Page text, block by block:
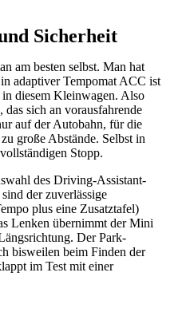
Sicherheit
am besten selbst. Man hat
adaptiver Tempomat ACC ist
diesem Kleinwagen. Also
das sich an vorausfahrende
auf der Autobahn, für die
große Abstände. Selbst in
Stopp.
des Driving-Assistant-
der zuverlässige
plus eine Zusatztafel)
Lenken übernimmt der Mini
Der Park-
bisweilen beim Finden der
im Test mit einer